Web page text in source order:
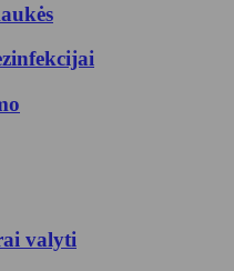
valyti